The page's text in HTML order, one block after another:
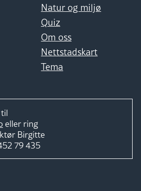
Natur og miljø
Quiz
Om oss
Nettstadskart
Tema
eller ring
Birgitte
79 435